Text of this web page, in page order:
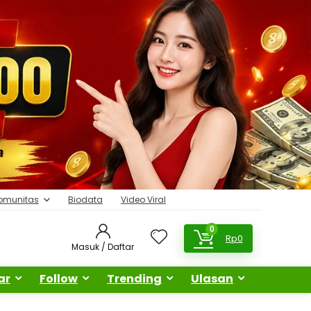
Biodata Video Viral
Masuk / Daftar
0
Rp0
Follow Trending Ulasan